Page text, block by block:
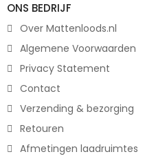
ONS BEDRIJF
Over Mattenloods.nl
Algemene Voorwaarden
Privacy Statement
Contact
Verzending & bezorging
Retouren
Afmetingen laadruimtes